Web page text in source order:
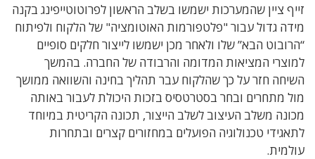
זייף ציין שהמערכות ישמשו בשלב הראשון לפרוטוטייפינג בקנה
מידה גדול עבור "פלטפורמות האוטומציה" של הלקוח ולפיתוח
“הרובוט הבא” שלו ולאחר מכן ישמשו לייצור חלקים סופיים
למוצרי המציאות המדומה והרבודה של החברה. בהמשך
השיחה חזר על כך שהלקוח עבר תהליך בחינה והשוואה ממושך
מול מתחרים ובחר בסטרטסיס בזכות היכולת לעבור באותה
מכונה משלב העיצוב לשלב הייצור, תכונה הקריטית במיוחד
לתאגידי טכנולוגיה הפועלים במחזורים קצרים ובתחרות
עולמית.